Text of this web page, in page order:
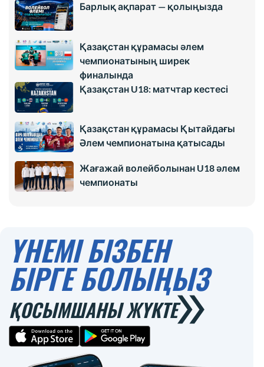
Барлық ақпарат — қолыңызда
Қазақстан құрамасы әлем
чемпионатының ширек
финалында
Қазақстан U18: матчтар кестесі
Қазақстан құрамасы Қытайдағы
Әлем чемпионатына қатысады
Жағажай волейболынан U18 әлем
чемпионаты
ҮНЕМІ БІЗБЕН
БІРГЕ БОЛЫҢЫЗ
ҚОСЫМШАНЫ ЖҮКТЕ